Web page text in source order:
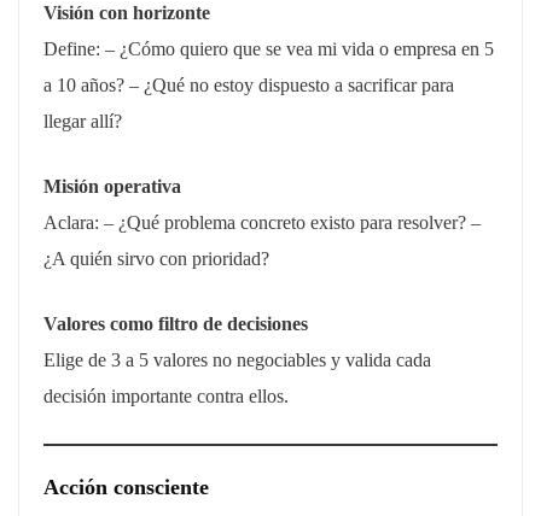
Visión con horizonte
Define: – ¿Cómo quiero que se vea mi vida o empresa en 5
a 10 años? – ¿Qué no estoy dispuesto a sacrificar para
llegar allí?
Misión operativa
Aclara: – ¿Qué problema concreto existo para resolver? –
¿A quién sirvo con prioridad?
Valores como filtro de decisiones
Elige de 3 a 5 valores no negociables y valida cada
decisión importante contra ellos.
Acción consciente